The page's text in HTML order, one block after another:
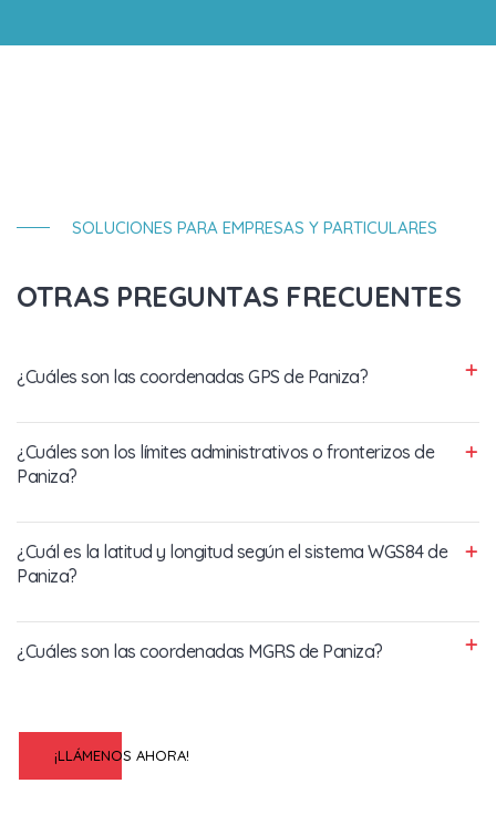
SOLUCIONES PARA EMPRESAS Y PARTICULARES
OTRAS PREGUNTAS FRECUENTES
¿Cuáles son las coordenadas GPS de Paniza?
¿Cuáles son los límites administrativos o fronterizos de
Paniza?
¿Cuál es la latitud y longitud según el sistema WGS84 de
Paniza?
¿Cuáles son las coordenadas MGRS de Paniza?
¡LLÁMENOS AHORA!